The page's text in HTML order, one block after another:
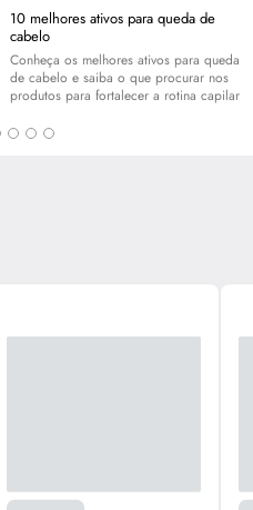
10 melhores ativos para queda de
cabelo
Conheça os melhores ativos para queda
de cabelo e saiba o que procurar nos
produtos para fortalecer a rotina capilar